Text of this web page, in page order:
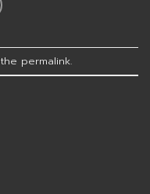
permalink.